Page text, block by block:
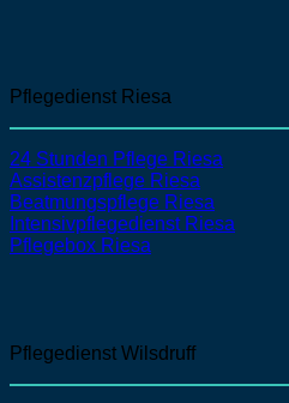
Pflegedienst Riesa
24 Stunden Pflege Riesa
Assistenzpflege Riesa
Beatmungspflege Riesa
Intensivpflegedienst Riesa
Pflegebox Riesa
Pflegedienst Wilsdruff